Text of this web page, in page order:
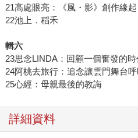
21高處眼亮：《風・影》創作緣起
22池上．稻禾
輯六
23思念LINDA：回顧一個奮發的時
24阿桃去旅行：追念讓雲門舞台
25心經：母親最後的教誨
詳細資料